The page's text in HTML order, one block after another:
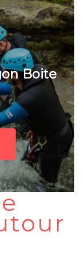
Boite